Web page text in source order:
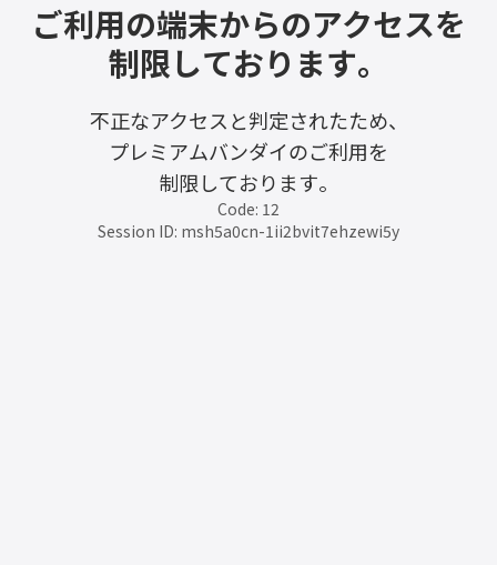
ご利用の端末からのアクセスを
制限しております。
不正なアクセスと判定されたため、
プレミアムバンダイのご利用を
制限しております。
Code: 12
Session ID: msh5a0cn-1ii2bvit7ehzewi5y